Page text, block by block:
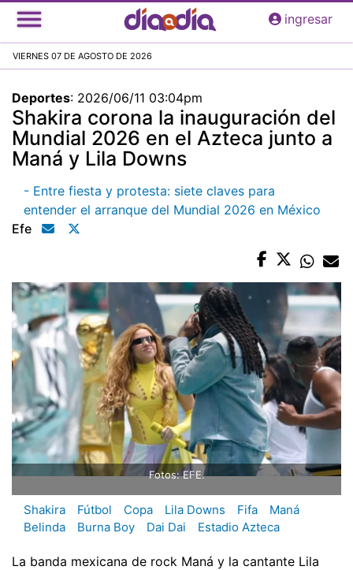
Pasar
al
principal
ingresar
VIERNES 07 DE AGOSTO DE 2026
Deportes: 2026/06/11 03:04pm
Shakira corona la inauguración del
Mundial 2026 en el Azteca junto a
Maná y Lila Downs
- Entre fiesta y protesta: siete claves para
entender el arranque del Mundial 2026 en México
Efe
Fotos: EFE.
Shakira Fútbol Copa Lila Downs Fifa
Maná
Belinda
Burna Boy Dai Dai Estadio Azteca
La banda mexicana de rock Maná y la cantante Lila